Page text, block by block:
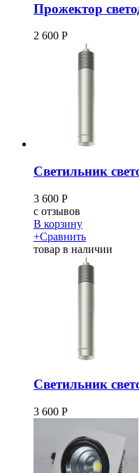
Прожектор
2 600 Р
Светильник
3 600 Р
c отзывов
В корзину
+Сравнить
товар в наличии
Светильник
3 600 Р